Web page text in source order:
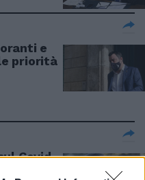
e
priorità
Covid.